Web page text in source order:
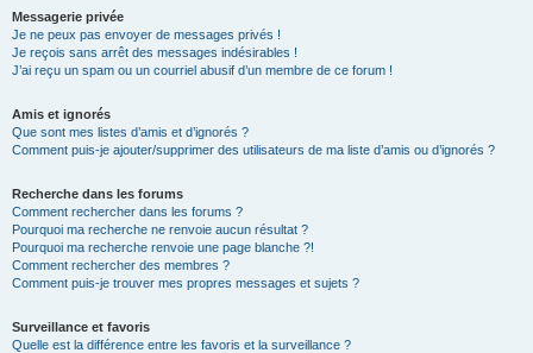
Messagerie privée
Je ne peux pas envoyer de messages privés !
Je reçois sans arrêt des messages indésirables !
J’ai reçu un spam ou un courriel abusif d’un membre de ce forum !
Amis et ignorés
Que sont mes listes d’amis et d’ignorés ?
Comment puis-je ajouter/supprimer des utilisateurs de ma liste d’amis ou d’ignorés ?
Recherche dans les forums
Comment rechercher dans les forums ?
Pourquoi ma recherche ne renvoie aucun résultat ?
Pourquoi ma recherche renvoie une page blanche ?!
Comment rechercher des membres ?
Comment puis-je trouver mes propres messages et sujets ?
Surveillance et favoris
Quelle est la différence entre les favoris et la surveillance ?